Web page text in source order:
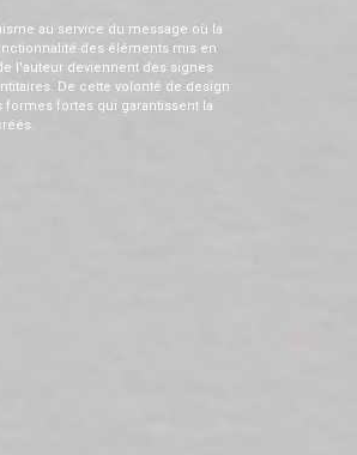
au service du message où la
des éléments mis en
l'auteur deviennent des signes
De cette volonté de design
fortes qui garantissent la